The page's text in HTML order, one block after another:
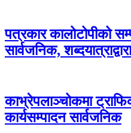
पत्रकार कालोटोपीको
सार्वजनिक,
काभ्रेपलाञ्चोकमा ट्राफिक
कार्यसम्पादन सार्वजनिक